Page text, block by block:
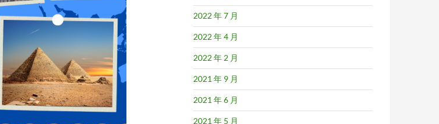
2022 年 7 月
2022 年 4 月
2022 年 2 月
2021 年 9 月
2021 年 6 月
2021 年 5 月